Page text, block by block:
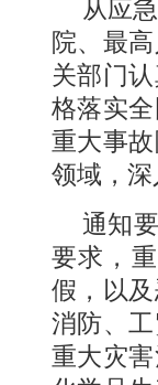
从应
院、最
关部门
格落实
重大事
领域，
通知
要求，
假，以
消防、
重大灾